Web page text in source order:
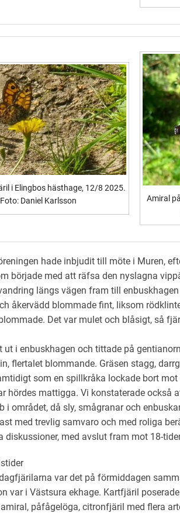
i Elingbos hästhage, 12/8 2025.
Foto: Daniel Karlsson
Amiral
hade inbjudit till möte i Muren,
började med att räfsa den nyslagna
längs vägen fram till
åkervädd blommade fint, liksom
Det var mulet och blåsigt, så
ut i enbuskhagen och tittade på
flertalet blommande. Gräsen stagg,
som en spillkråka lockade bort mot
hördes mattigga. Vi konstaterade också
i området, då sly, smågranar och
med trevlig samvaro och med roliga
diskussioner, med avslut fram mot 18-
var det på förmiddagen
var i Västsura ekhage. Kartfjäril
påfågelöga, citronfjäril med flera